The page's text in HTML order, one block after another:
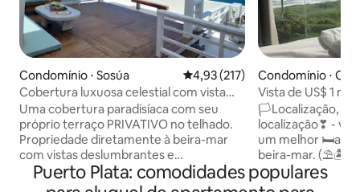
Condomínio ⋅ Sosúa 4,93 de uma avaliação média de
4,93 (217)
Cobertura luxuosa celestial com vista
para o mar e de frente para a praia
Uma cobertura paradisíaca com seu
próprio terraço PRIVATIVO no telhado.
Propriedade diretamente à beira-mar
com vistas deslumbrantes e
completamente desobstruídas para o
Condomínio ⋅
Vista de US$ 1
beira-mar |
🏳Localização,
localização❣ -
um melhor
beira-mar.
☯vista♥
cobertura🏝)
Puerto Plata: comodidades populares